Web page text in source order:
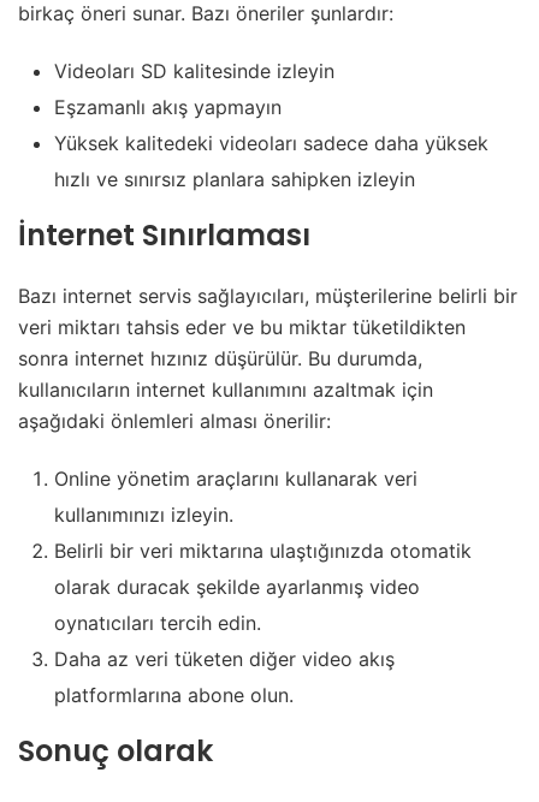
birkaç öneri sunar. Bazı öneriler şunlardır:
Videoları SD kalitesinde izleyin
Eşzamanlı akış yapmayın
Yüksek kalitedeki videoları sadece daha yüksek
hızlı ve sınırsız planlara sahipken izleyin
İnternet Sınırlaması
Bazı internet servis sağlayıcıları, müşterilerine belirli bir
veri miktarı tahsis eder ve bu miktar tüketildikten
sonra internet hızınız düşürülür. Bu durumda,
kullanıcıların internet kullanımını azaltmak için
aşağıdaki önlemleri alması önerilir:
Online yönetim araçlarını kullanarak veri
kullanımınızı izleyin.
Belirli bir veri miktarına ulaştığınızda otomatik
olarak duracak şekilde ayarlanmış video
oynatıcıları tercih edin.
Daha az veri tüketen diğer video akış
platformlarına abone olun.
Sonuç olarak